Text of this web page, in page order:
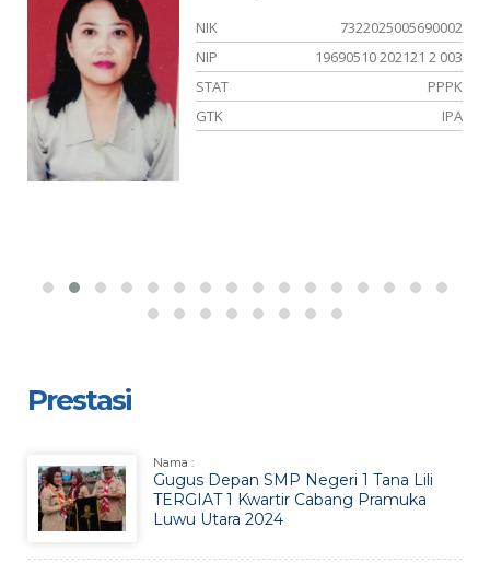
NIK
7322025005690002
NIP
19690510 202121 2 003
STAT
PPPK
GTK
IPA
Prestasi
Nama :
Gugus Depan SMP Negeri 1 Tana Lili
TERGIAT 1 Kwartir Cabang Pramuka
Luwu Utara 2024